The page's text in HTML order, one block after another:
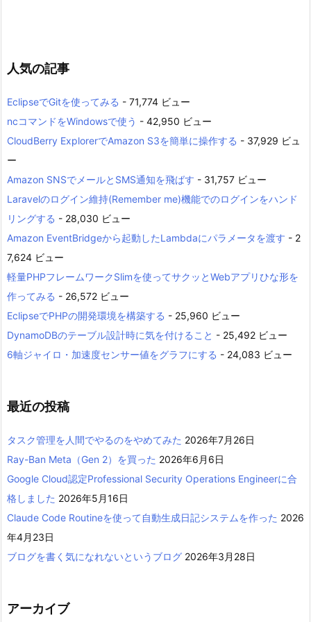
人気の記事
EclipseでGitを使ってみる - 71,774 ビュー
ncコマンドをWindowsで使う - 42,950 ビュー
CloudBerry ExplorerでAmazon S3を簡単に操作する - 37,929 ビュ
ー
Amazon SNSでメールとSMS通知を飛ばす - 31,757 ビュー
Laravelのログイン維持(Remember me)機能でのログインをハンド
リングする - 28,030 ビュー
Amazon EventBridgeから起動したLambdaにパラメータを渡す - 2
7,624 ビュー
軽量PHPフレームワークSlimを使ってサクッとWebアプリひな形を
作ってみる - 26,572 ビュー
EclipseでPHPの開発環境を構築する - 25,960 ビュー
DynamoDBのテーブル設計時に気を付けること - 25,492 ビュー
6軸ジャイロ・加速度センサー値をグラフにする - 24,083 ビュー
最近の投稿
タスク管理を人間でやるのをやめてみた 2026年7月26日
Ray-Ban Meta（Gen 2）を買った 2026年6月6日
Google Cloud認定Professional Security Operations Engineerに合
格しました 2026年5月16日
Claude Code Routineを使って自動生成日記システムを作った 2026
年4月23日
ブログを書く気になれないというブログ 2026年3月28日
アーカイブ